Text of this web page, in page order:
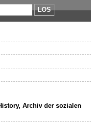
LOS
Archiv der sozialen